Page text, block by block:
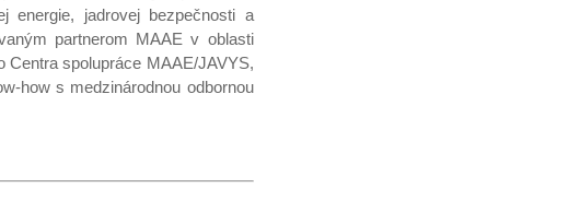
energie, jadrovej bezpečnosti a
partnerom MAAE v oblasti
Centra spolupráce MAAE/JAVYS,
how s medzinárodnou odbornou